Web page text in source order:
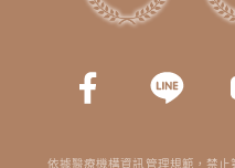
依據醫療機構資訊管理規範，禁